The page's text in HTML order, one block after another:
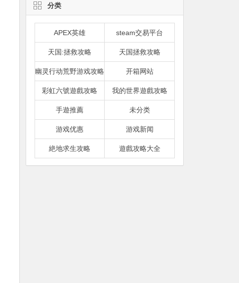
分类
APEX英雄 steam交易平台
天国:拯救攻略 天国拯救攻略
幽灵行动荒野游戏攻略 开箱网站
彩虹六號遊戲攻略 我的世界遊戲攻略
手遊推薦 未分类
游戏优惠 游戏新闻
絶地求生攻略 遊戲攻略大全